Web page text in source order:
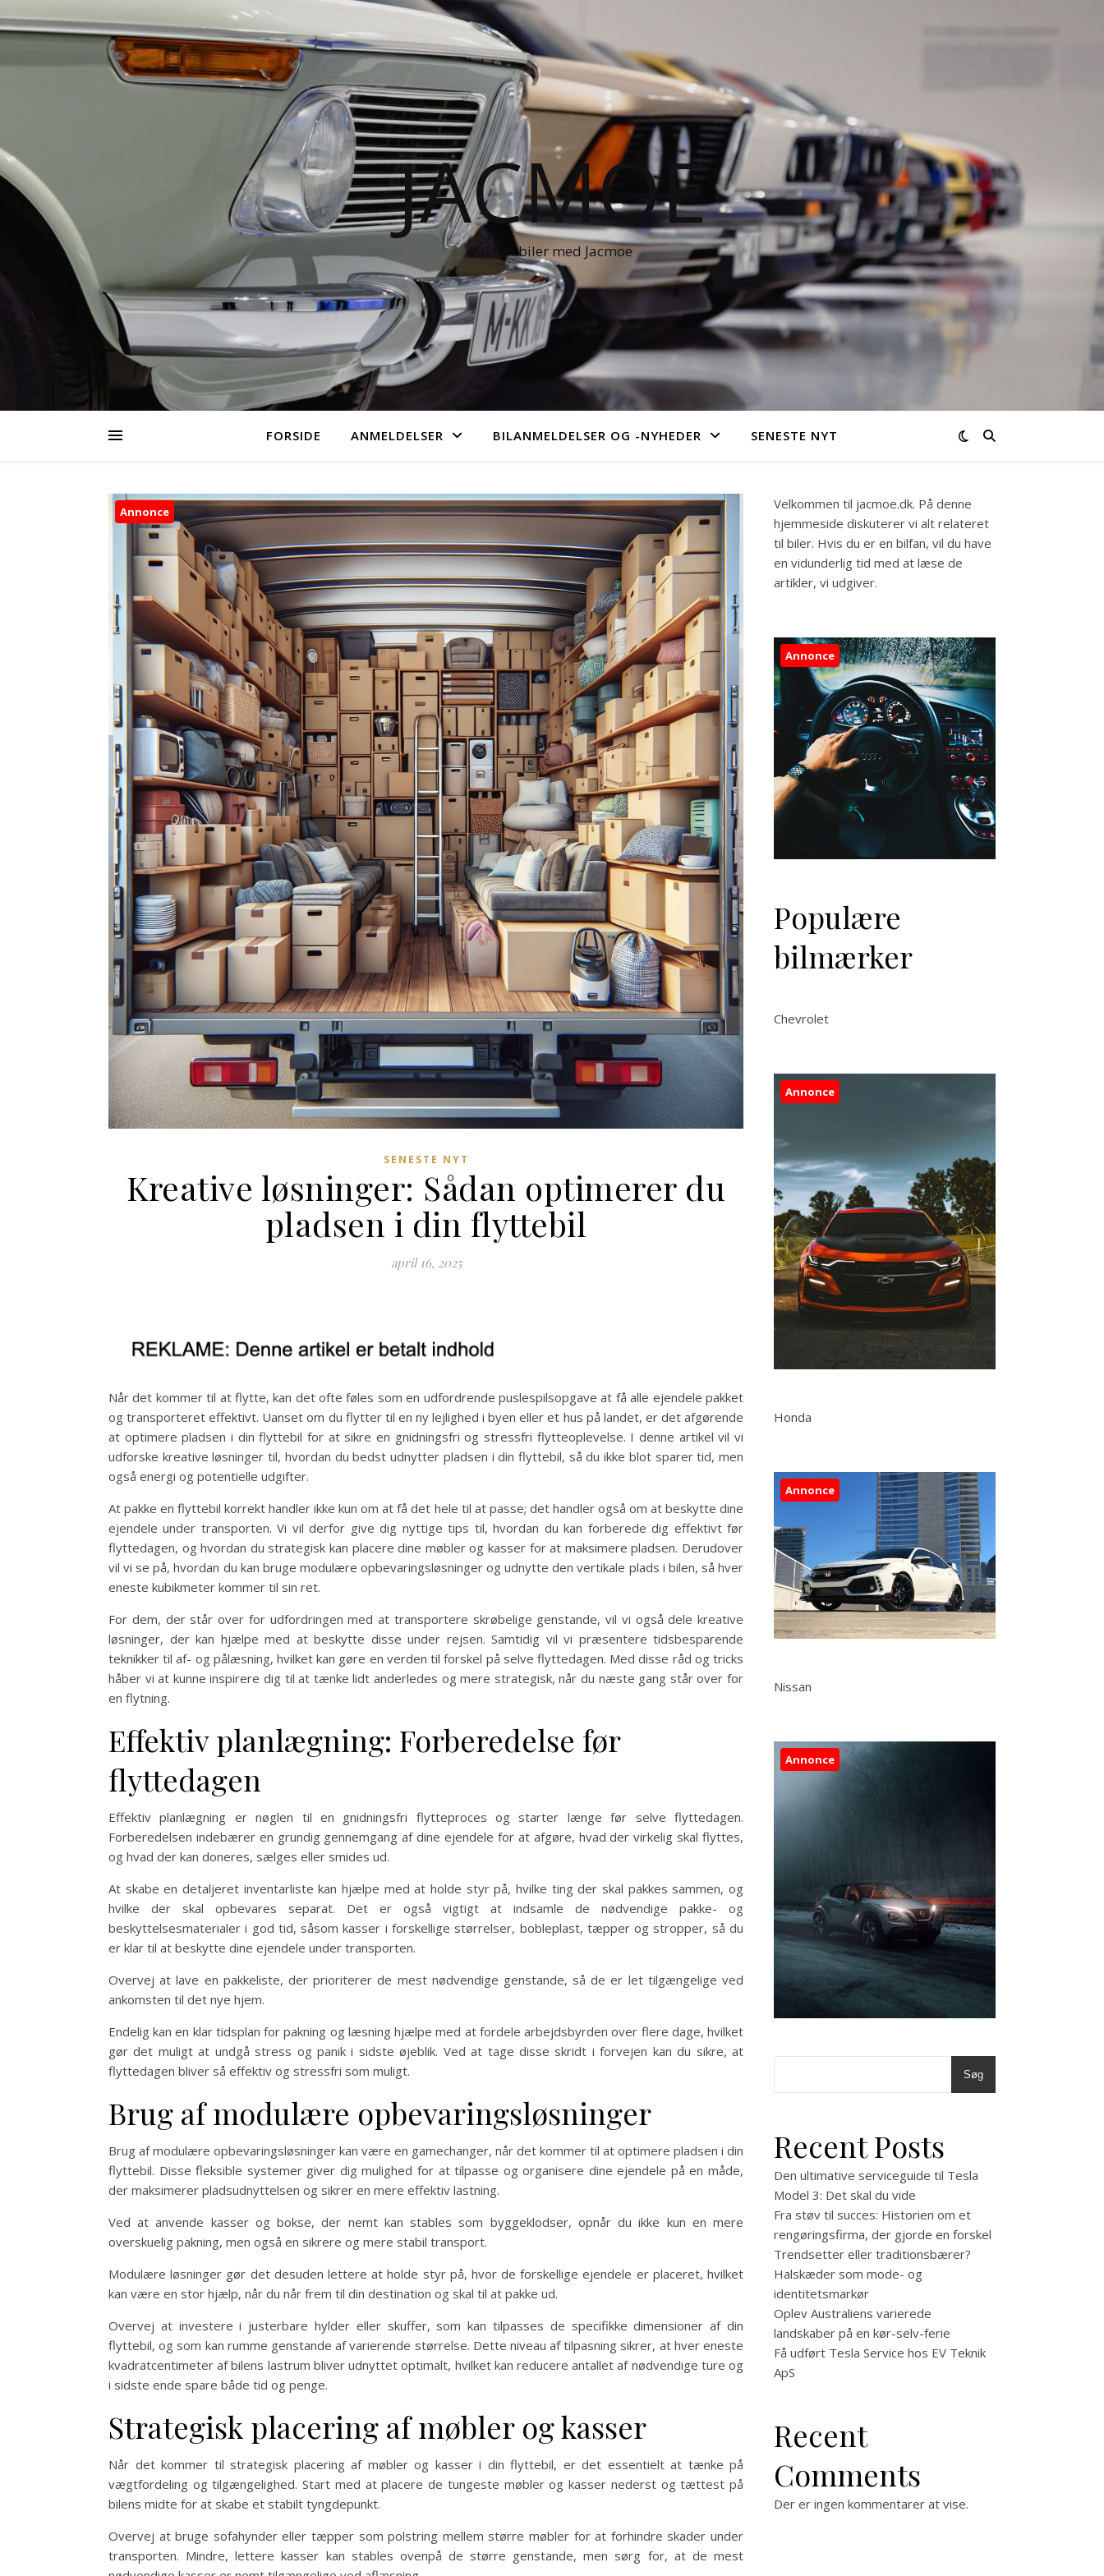
JACMOE
Alt om biler med Jacmoe
FORSIDE ANMELDELSER BILANMELDELSER OG -NYHEDER SENESTE NYT
Annonce
SENESTE NYT
Kreative løsninger: Sådan optimerer du
pladsen i din flyttebil
april 16, 2025
Når det kommer til at flytte, kan det ofte føles som en udfordrende puslespilsopgave at få alle ejendele pakket
og transporteret effektivt. Uanset om du flytter til en ny lejlighed i byen eller et hus på landet, er det afgørende
at optimere pladsen i din flyttebil for at sikre en gnidningsfri og stressfri flytteoplevelse. I denne artikel vil vi
udforske kreative løsninger til, hvordan du bedst udnytter pladsen i din flyttebil, så du ikke blot sparer tid, men
også energi og potentielle udgifter.
At pakke en flyttebil korrekt handler ikke kun om at få det hele til at passe; det handler også om at beskytte dine
ejendele under transporten. Vi vil derfor give dig nyttige tips til, hvordan du kan forberede dig effektivt før
flyttedagen, og hvordan du strategisk kan placere dine møbler og kasser for at maksimere pladsen. Derudover
vil vi se på, hvordan du kan bruge modulære opbevaringsløsninger og udnytte den vertikale plads i bilen, så hver
eneste kubikmeter kommer til sin ret.
For dem, der står over for udfordringen med at transportere skrøbelige genstande, vil vi også dele kreative
løsninger, der kan hjælpe med at beskytte disse under rejsen. Samtidig vil vi præsentere tidsbesparende
teknikker til af- og pålæsning, hvilket kan gøre en verden til forskel på selve flyttedagen. Med disse råd og tricks
håber vi at kunne inspirere dig til at tænke lidt anderledes og mere strategisk, når du næste gang står over for
en flytning.
Effektiv planlægning: Forberedelse før
flyttedagen
Effektiv planlægning er nøglen til en gnidningsfri flytteproces og starter længe før selve flyttedagen.
Forberedelsen indebærer en grundig gennemgang af dine ejendele for at afgøre, hvad der virkelig skal flyttes,
og hvad der kan doneres, sælges eller smides ud.
At skabe en detaljeret inventarliste kan hjælpe med at holde styr på, hvilke ting der skal pakkes sammen, og
hvilke der skal opbevares separat. Det er også vigtigt at indsamle de nødvendige pakke- og
beskyttelsesmaterialer i god tid, såsom kasser i forskellige størrelser, bobleplast, tæpper og stropper, så du
er klar til at beskytte dine ejendele under transporten.
Overvej at lave en pakkeliste, der prioriterer de mest nødvendige genstande, så de er let tilgængelige ved
ankomsten til det nye hjem.
Endelig kan en klar tidsplan for pakning og læsning hjælpe med at fordele arbejdsbyrden over flere dage, hvilket
gør det muligt at undgå stress og panik i sidste øjeblik. Ved at tage disse skridt i forvejen kan du sikre, at
flyttedagen bliver så effektiv og stressfri som muligt.
Brug af modulære opbevaringsløsninger
Brug af modulære opbevaringsløsninger kan være en gamechanger, når det kommer til at optimere pladsen i din
flyttebil. Disse fleksible systemer giver dig mulighed for at tilpasse og organisere dine ejendele på en måde,
der maksimerer pladsudnyttelsen og sikrer en mere effektiv lastning.
Ved at anvende kasser og bokse, der nemt kan stables som byggeklodser, opnår du ikke kun en mere
overskuelig pakning, men også en sikrere og mere stabil transport.
Modulære løsninger gør det desuden lettere at holde styr på, hvor de forskellige ejendele er placeret, hvilket
kan være en stor hjælp, når du når frem til din destination og skal til at pakke ud.
Overvej at investere i justerbare hylder eller skuffer, som kan tilpasses de specifikke dimensioner af din
flyttebil, og som kan rumme genstande af varierende størrelse. Dette niveau af tilpasning sikrer, at hver eneste
kvadratcentimeter af bilens lastrum bliver udnyttet optimalt, hvilket kan reducere antallet af nødvendige ture og
i sidste ende spare både tid og penge.
Strategisk placering af møbler og kasser
Når det kommer til strategisk placering af møbler og kasser i din flyttebil, er det essentielt at tænke på
vægtfordeling og tilgængelighed. Start med at placere de tungeste møbler og kasser nederst og tættest på
bilens midte for at skabe et stabilt tyngdepunkt.
Overvej at bruge sofahynder eller tæpper som polstring mellem større møbler for at forhindre skader under
transporten. Mindre, lettere kasser kan stables ovenpå de større genstande, men sørg for, at de mest
Velkommen til jacmoe.dk. På denne
hjemmeside diskuterer vi alt relateret
til biler. Hvis du er en bilfan, vil du have
en vidunderlig tid med at læse de
artikler, vi udgiver.
Annonce
Populære
bilmærker
Chevrolet
Annonce
Honda
Annonce
Nissan
Annonce
Søg
Recent Posts
Den ultimative serviceguide til Tesla
Model 3: Det skal du vide
Fra støv til succes: Historien om et
rengøringsfirma, der gjorde en forskel
Trendsetter eller traditionsbærer?
Halskæder som mode- og
identitetsmarkør
Oplev Australiens varierede
landskaber på en kør-selv-ferie
Få udført Tesla Service hos EV Teknik
ApS
Recent
Comments
Der er ingen kommentarer at vise.